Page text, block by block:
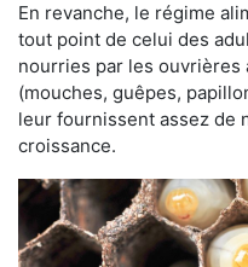
En revanche, le régime
tout point de celui des
nourries par les ouvrières
(mouches, guêpes,
leur fournissent assez de
croissance.